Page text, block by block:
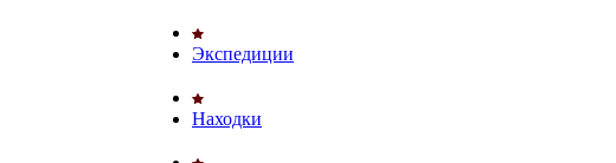
Экспедиции
Находки